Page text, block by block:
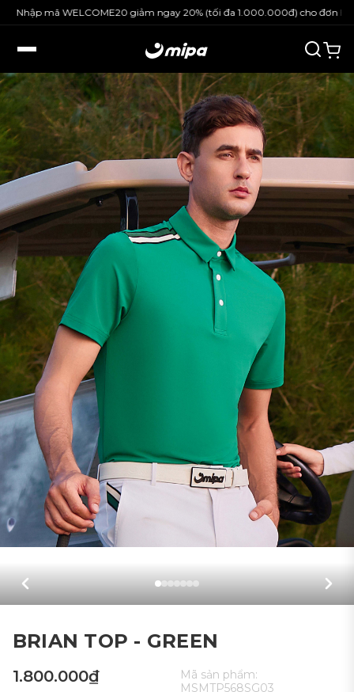
Nhập mã WELCOME20 giảm ngay 20% (tối đa 1.000.000đ) cho đơn hàng
BRIAN TOP - GREEN
1.800.000₫
Mã sản phẩm:
MSMTP568SG03